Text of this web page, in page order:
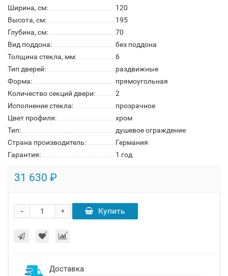
Ширина, см:
120
Высота, см:
195
Глубина, см:
70
Вид поддона:
без поддона
Толщина стекла, мм:
6
Тип дверей:
раздвижные
Форма:
прямоугольная
Количество секций двери:
2
Исполнение стекла:
прозрачное
Цвет профиля:
хром
Тип:
душевое ограждение
Страна производитель:
Германия
Гарантия:
1 год
31 630 ₽
+
- Купить
Доставка